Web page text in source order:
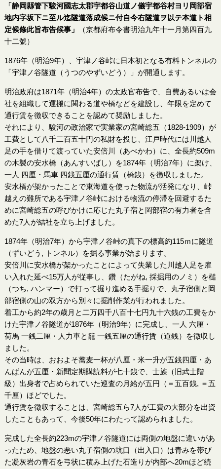
「静岡縣管下駿河國志太郡宇都谷山道ノ儀宇都谷村ヨリ岡部宿
地内字坂下ニ至ル迄隧道落成候ニ付自今右隧道ヲ以テ本道ト相
定候條此旨布告候事」
（京都府布令書明治九年十一月第四百九
十二號）
1876年（明治9年）、宇津ノ谷峠に日本初となる有料トンネルの
「宇津ノ谷隧道（うつのやずいどう）」が開通します。
明治政府は1871年（明治4年）の太政官布告で、自費あるいは会
社を組織して運搬に関わる道や橋などを建設し、年限を定めて
通行賃を徴収できることを認めて奨励しました。
それにより、駿河の政治家で実業家の宮崎総五（1828-1909）が
工費として八千二百五十円の私財を投じ、江戸時代には川越人
足の手を借りて渡っていた安倍川（あべかわ）に、全長約509m
の木製の安水橋（あんすいばし）を1874年（明治7年）に架け、
一人 四厘・馬車 四銭五厘の通行賃（橋銭）を徴収しました。
安水橋が架かったことで東海道を使った物流が活発になり、峠
越えの難所である宇津ノ谷峠における物流の停滞を回避するた
めに宮崎総五の呼びかけに応じた丸子宿と岡部宿の有力者を含
めた7人が結社を立ち上げました。
1874年（明治7年）から宇津ノ谷峠の真下の標高約115ｍに隧道
（ずいどう, トンネル）を掘る事業が始まります。
安倍川に安水橋が架かったことによって失業した川越人足を雇
い入れた延べ15万人が従事し、鑽（たがね, 採掘用のノミ）を槌
（つち, ハンマー）で打って掘り進める手掘りで、丸子宿側と岡
部宿側の山の双方から別々に掘削作業が行われました。
着工から約2年の歳月と二万四千八百十七円九十六銭の工費をか
けた宇津ノ谷隧道が1876年（明治9年）に完成し、一人 六厘・
荷馬 一銭二厘・人力車と籠 一銭五厘の通行賃（道銭）を徴収し
ました。
その当時は、おおよそ蕎麦一杯が八厘・米一升が五銭四厘・あ
んぱんが五厘・新聞定期購読料が七十銭で、士族（旧武士階
級）出身者で占められていた巡査の月給が五円（＝五百銭, ＝五
千厘）ほどでした。
通行賃を徴収することは、宮崎総五ら7人が工費の大部分を出資
したこともあって、今後50年にわたって認められました。
完成した全長約223mの宇津ノ谷隧道には両側の地盤に違いがあ
ったため、地盤の悪い丸子宿側の坑口（出入口）は青みを帯び
た凝灰岩の青石を弓状に積み上げた石造りが内部へ20mほど続